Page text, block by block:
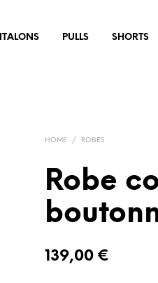
PULLS SHORTS
HOME / ROBES
Robe
139,00€